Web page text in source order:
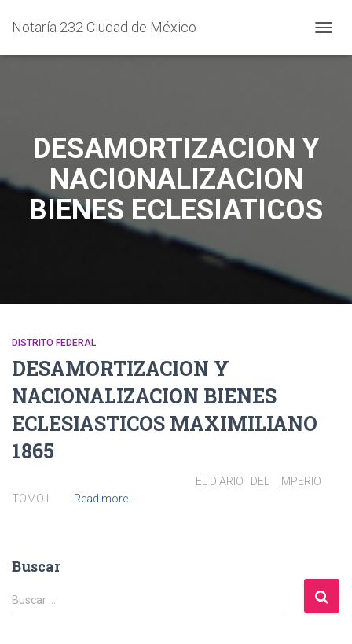
Notaría 232 Ciudad de México
MODO
DESAMORTIZACION Y
NACIONALIZACION
BIENES ECLESIATICOS
DISTRITO FEDERAL
DESAMORTIZACION Y
NACIONALIZACION BIENES
ECLESIASTICOS MAXIMILIANO
1865
EL DIARIO DEL IMPERIO
TOMO I.
Read more…
Buscar
B
u
Buscar …